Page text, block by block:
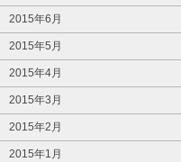
2015年6月
2015年5月
2015年4月
2015年3月
2015年2月
2015年1月